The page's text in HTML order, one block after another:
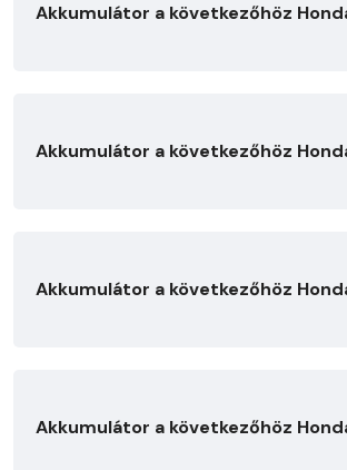
Akkumulátor a következőhöz
Akkumulátor a következőhöz
Akkumulátor a következőhöz
Akkumulátor a következőhöz